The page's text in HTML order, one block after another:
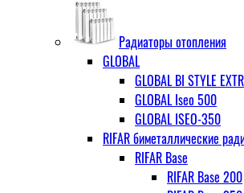
Радиаторы отопления
GLOBAL
GLOBAL BI STYLE
GLOBAL Iseo 500
GLOBAL ISEO-350
RIFAR биметаллические
RIFAR Base
RIFAR Base 200